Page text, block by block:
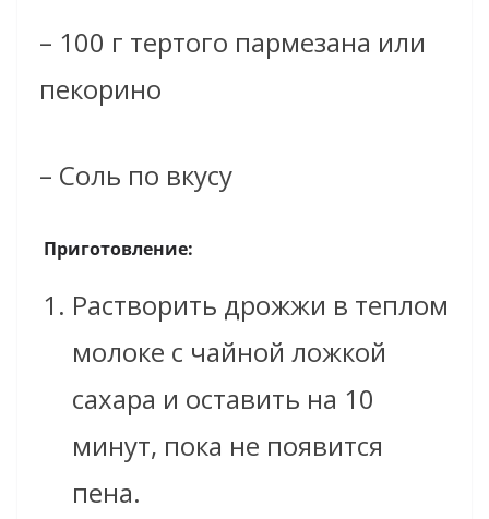
– 100 г тертого пармезана или
пекорино
– Соль по вкусу
Приготовление:
Растворить дрожжи в теплом
молоке с чайной ложкой
сахара и оставить на 10
минут, пока не появится
пена.